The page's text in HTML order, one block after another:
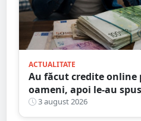
ACTUALITATE
Au făcut credite online
oameni, apoi le-au
sunt din... moștenire
3 august 2026